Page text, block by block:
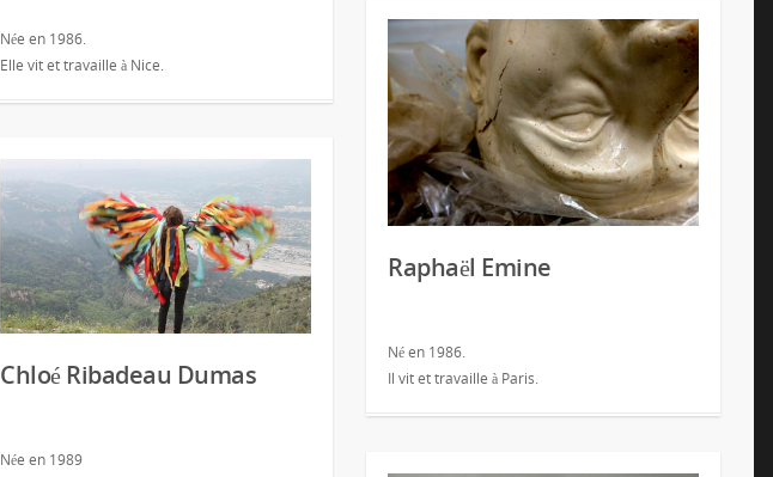
Née en 1986.
Elle vit et travaille à Nice.
Raphaël Emine
Né en 1986.
Il vit et travaille à Paris.
Chloé Ribadeau Dumas
Née en 1989